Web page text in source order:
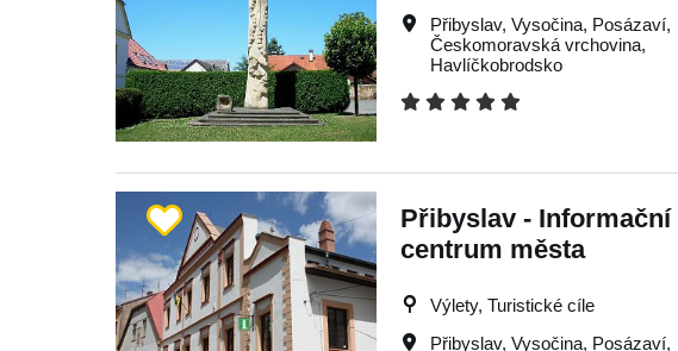
Přibyslav,Vysočina, Posázaví,
Českomoravská vrchovina,
Havlíčkobrodsko
Přibyslav - Informační
centrum města
Výlety, Turistické cíle
Přibyslav,Vysočina, Posázaví,